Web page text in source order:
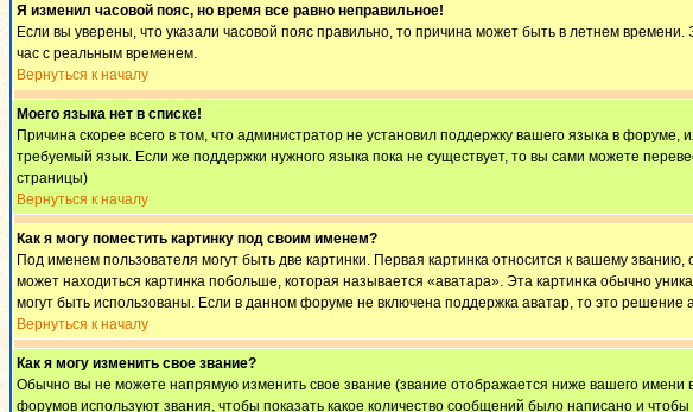
Я изменил часовой пояс, но время все равно неправильное!
Если вы уверены, что указали часовой пояс правильно, то причина может быть в летнем
час с реальным временем.
Вернуться к началу
Моего языка нет в списке!
Причина скорее всего в том, что администратор не установил поддержку вашего языка в
требуемый язык. Если же поддержки нужного языка пока не существует, то вы сами можете
страницы)
Вернуться к началу
Как я могу поместить картинку под своим именем?
Под именем пользователя могут быть две картинки. Первая картинка относится к вашему
может находиться картинка побольше, которая называется «аватара». Эта картинка обычно
могут быть использованы. Если в данном форуме не включена поддержка аватар, то это
Вернуться к началу
Как я могу изменить свое звание?
Обычно вы не можете напрямую изменить свое звание (звание отображается ниже вашего
форумов используют звания, чтобы показать какое количество сообщений было написано и